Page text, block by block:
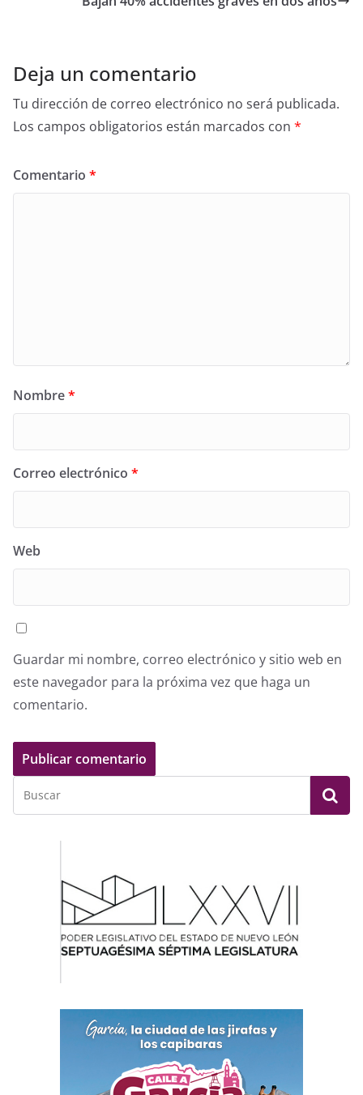
Deja un comentario
Tu dirección de correo electrónico no será publicada.
Los campos obligatorios están marcados con *
Comentario *
Nombre*
Correo electrónico *
Web
Guardar mi nombre, correo electrónico y sitio web en
este navegador para la próxima vez que haga un
comentario.